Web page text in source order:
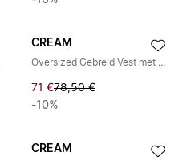
CREAM
Oversized Gebreid Vest met Pofmouwen
71 €78,50 €
-10%
CREAM